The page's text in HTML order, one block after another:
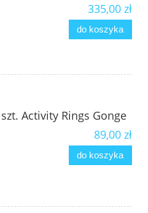
335,00 zł
do koszyka
Activity Rings Gonge
89,00 zł
do koszyka